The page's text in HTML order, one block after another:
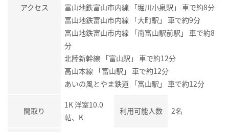
アクセス
富山地鉄富山市内線 「堀川小泉駅」 車で約8分
富山地鉄富山市内線 「大町駅」 車で約9分
富山地鉄富山市内線 「南富山駅前駅」 車で約8
分
北陸新幹線 「富山駅」 車で約12分
高山本線 「富山駅」 車で約12分
あいの風とやま鉄道 「富山駅」 車で約12分
間取り
1K 洋室10.0
帖、K
利用可能人数 2名